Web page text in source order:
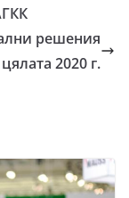
решения
2020 г.